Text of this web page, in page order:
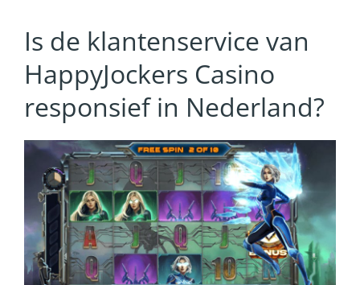
Is de klantenservice van
HappyJockers Casino
responsief in Nederland?